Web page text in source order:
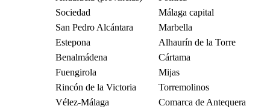
Sociedad
Málaga capital
San Pedro Alcántara
Marbella
Estepona
Alhaurín de la Torre
Benalmádena
Cártama
Fuengirola
Mijas
Rincón de la Victoria
Torremolinos
Vélez-Málaga
Comarca de Antequera